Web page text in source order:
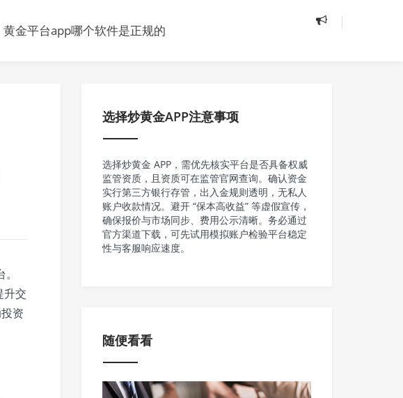
黄金平台app哪个软件是正规的
升交
资
选择炒黄金APP注意事项
选择炒黄金 APP，需优先核实平台是否具备权威
监管资质，且资质可在监管官网查询。确认资金
实行第三方银行存管，出入金规则透明，无私人
账户收款情况。避开 “保本高收益” 等虚假宣传，
确保报价与市场同步、费用公示清晰。务必通过
官方渠道下载，可先试用模拟账户检验平台稳定
性与客服响应速度。
随便看看